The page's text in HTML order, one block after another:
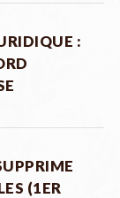
:
(1ER